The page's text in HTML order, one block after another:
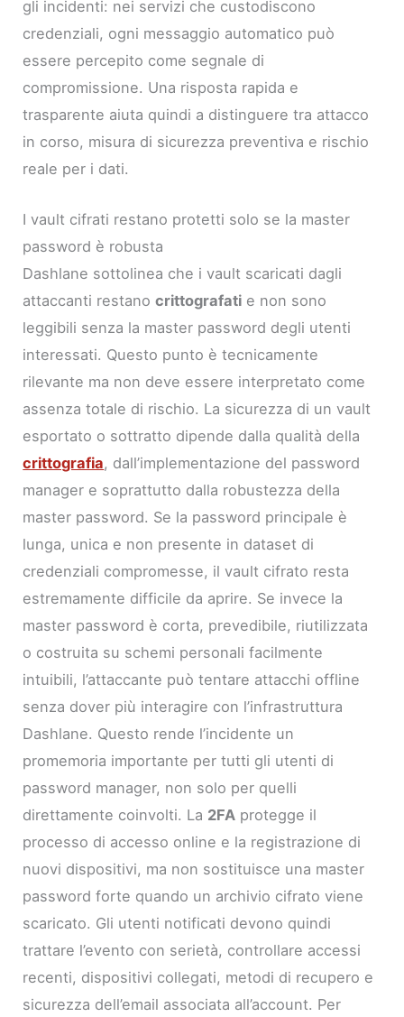
gli incidenti: nei servizi che custodiscono
credenziali, ogni messaggio automatico può
essere percepito come segnale di
compromissione. Una risposta rapida e
trasparente aiuta quindi a distinguere tra attacco
in corso, misura di sicurezza preventiva e rischio
reale per i dati.
I vault cifrati restano protetti solo se la master
password è robusta
Dashlane sottolinea che i vault scaricati dagli
attaccanti restanocrittografati e non sono
leggibili senza la master password degli utenti
interessati. Questo punto è tecnicamente
rilevante ma non deve essere interpretato come
assenza totale di rischio. La sicurezza di un vault
esportato o sottratto dipende dalla qualità della
crittografia, dall’implementazione del password
manager e soprattutto dalla robustezza della
master password. Se la password principale è
lunga, unica e non presente in dataset di
credenziali compromesse, il vault cifrato resta
estremamente difficile da aprire. Se invece la
master password è corta, prevedibile, riutilizzata
o costruita su schemi personali facilmente
intuibili, l’attaccante può tentare attacchi offline
senza dover più interagire con l’infrastruttura
Dashlane. Questo rende l’incidente un
promemoria importante per tutti gli utenti di
password manager, non solo per quelli
direttamente coinvolti. La 2FA protegge il
processo di accesso online e la registrazione di
nuovi dispositivi, ma non sostituisce una master
password forte quando un archivio cifrato viene
scaricato. Gli utenti notificati devono quindi
trattare l’evento con serietà, controllare accessi
recenti, dispositivi collegati, metodi di recupero e
sicurezza dell’email associata all’account. Per